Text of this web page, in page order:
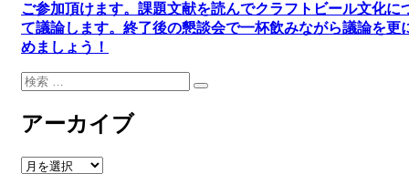
ご参加頂けます。 課題文献を読んでクラフトビール文化に
て議論します。 終了後の懇談会で一杯飲みながら議論を更
めましょう！
検
検
アーカイブ
ア